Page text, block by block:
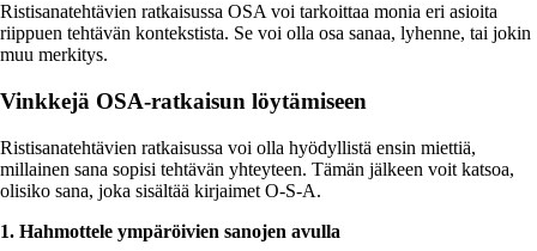
Ristisanatehtävien ratkaisussa OSA voi tarkoittaa monia eri asioita
riippuen tehtävän kontekstista. Se voi olla osa sanaa, lyhenne, tai jokin
muu merkitys.
Vinkkejä OSA-ratkaisun löytämiseen
Ristisanatehtävien ratkaisussa voi olla hyödyllistä ensin miettiä,
millainen sana sopisi tehtävän yhteyteen. Tämän jälkeen voit katsoa,
olisiko sana, joka sisältää kirjaimet O-S-A.
1. Hahmottele ympäröivien sanojen avulla